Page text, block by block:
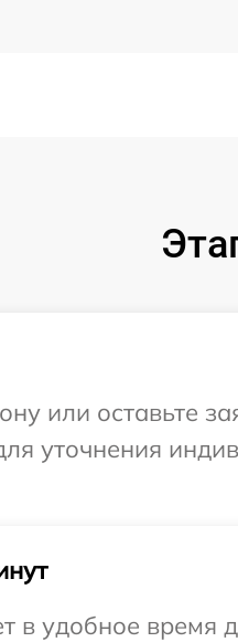
или оставьте
уточнения
удобное время